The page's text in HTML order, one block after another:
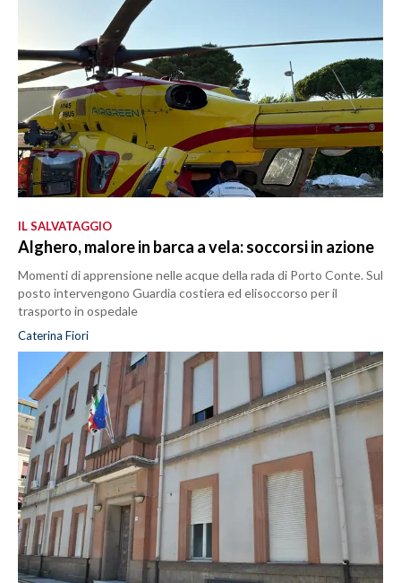
IL SALVATAGGIO
Alghero, malore in barca a vela: soccorsi in azione
Momenti di apprensione nelle acque della rada di Porto Conte. Sul
posto intervengono Guardia costiera ed elisoccorso per il
trasporto in ospedale
Caterina Fiori